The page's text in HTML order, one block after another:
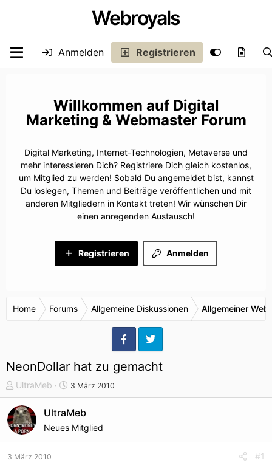
Webroyals
Anmelden Registrieren
Digital
Marketing & Webmaster Forum
Digital Marketing, Internet-Technologien, Metaverse und
mehr interessieren Dich? Registriere Dich gleich kostenlos,
um Mitglied zu werden! Sobald Du angemeldet bist, kannst
Du loslegen, Themen und Beiträge veröffentlichen und mit
anderen Mitgliedern in Kontakt treten! Wir wünschen Dir
einen anregenden Austausch!
Anmelden
Registrieren
Home Forums Allgemeine Diskussionen Allgemeiner
NeonDollar hat zu gemacht
T
h
e
m
e
s
UltraMeb
S
t
a
r
3 März 2010
UltraMeb
Neues Mitglied
3 März 2010 #1